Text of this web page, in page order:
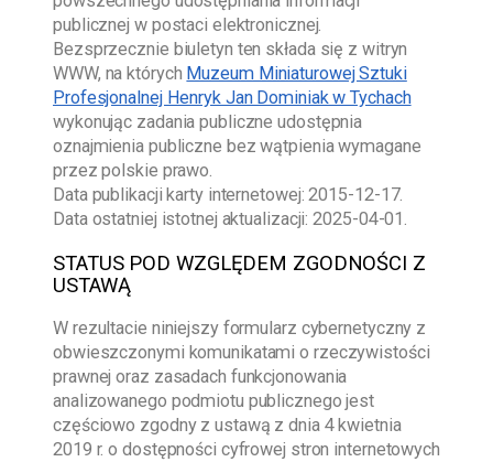
publicznej w postaci elektronicznej.
Bezsprzecznie biuletyn ten składa się z witryn
WWW, na których Muzeum Miniaturowej Sztuki
Profesjonalnej Henryk Jan Dominiak w Tychach
wykonując zadania publiczne udostępnia
oznajmienia publiczne bez wątpienia wymagane
przez polskie prawo.
Data publikacji karty internetowej:2015-12-17.
Data ostatniej istotnej aktualizacji:2025-04-01.
STATUS POD WZGLĘDEM ZGODNOŚCI Z
USTAWĄ
W rezultacie niniejszy formularz cybernetyczny z
obwieszczonymi komunikatami o rzeczywistości
prawnej oraz zasadach funkcjonowania
analizowanego podmiotu publicznego jest
częściowo zgodny z ustawą z dnia 4 kwietnia
2019 r. o dostępności cyfrowej stron internetowych